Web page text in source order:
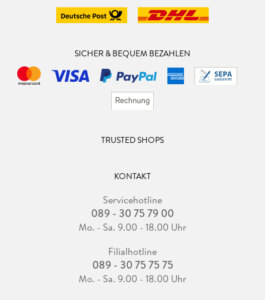
SICHER & BEQUEM BEZAHLEN
TRUSTED SHOPS
KONTAKT
Servicehotline
089 - 30 75 79 00
Mo. - Sa. 9.00 - 18.00 Uhr
Filialhotline
089 - 30 75 75 75
Mo. - Sa. 9.00 - 18.00 Uhr